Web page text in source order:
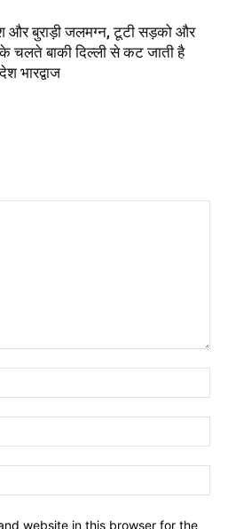
और बुराड़ी जलमग्न, टूटी सड़को और
चलते बाकी दिल्ली से कट जाती है
भारद्वाज
website in this browser for the